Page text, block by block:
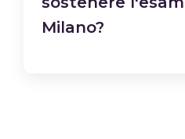
Milano?